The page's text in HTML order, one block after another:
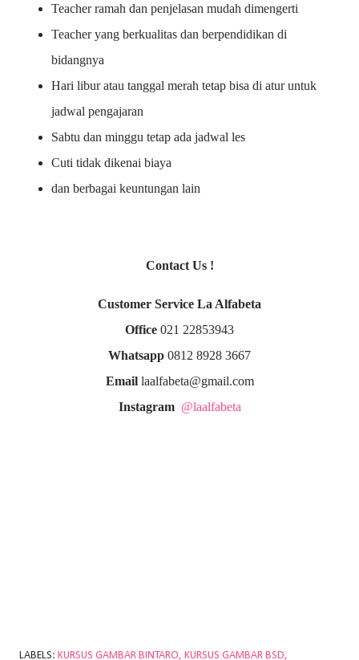
Teacher ramah dan penjelasan mudah dimengerti
Teacher yang berkualitas dan berpendidikan di
bidangnya
Hari libur atau tanggal merah tetap bisa di atur untuk
jadwal pengajaran
Sabtu dan minggu tetap ada jadwal les
Cuti tidak dikenai biaya
dan berbagai keuntungan lain
Contact Us !
Customer Service La Alfabeta
Office 021 22853943
Whatsapp 0812 8928 3667
Emaillaalfabeta@gmail.com
Instagram @laalfabeta
LABELS: KURSUS GAMBAR BINTARO KURSUS GAMBAR BSD